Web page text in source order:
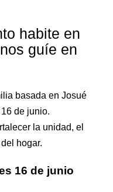
habite en
guíe en
la unidad, el
hogar.
16 de junio